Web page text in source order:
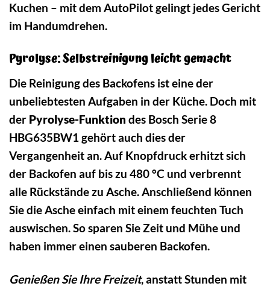
Kuchen – mit dem AutoPilot gelingt jedes Gericht
im Handumdrehen.
Pyrolyse: Selbstreinigung leicht gemacht
Die Reinigung des Backofens ist eine der
unbeliebtesten Aufgaben in der Küche. Doch mit
der Pyrolyse-Funktion des Bosch Serie 8
HBG635BW1 gehört auch dies der
Vergangenheit an. Auf Knopfdruck erhitzt sich
der Backofen auf bis zu 480 °C und verbrennt
alle Rückstände zu Asche. Anschließend können
Sie die Asche einfach mit einem feuchten Tuch
auswischen. So sparen Sie Zeit und Mühe und
haben immer einen sauberen Backofen.
Genießen Sie Ihre Freizeit, anstatt Stunden mit